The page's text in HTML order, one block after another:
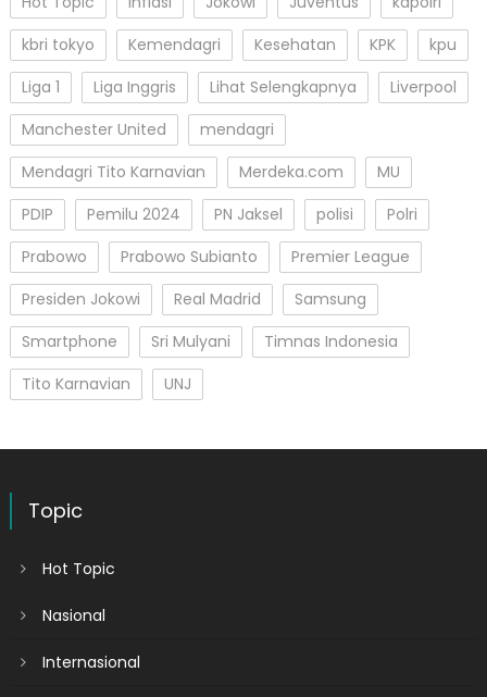
kbri tokyo
Kemendagri Kesehatan KPK
kpu
Liga 1
Liga Inggris Lihat Selengkapnya
Liverpool
Manchester United
mendagri
Mendagri Tito Karnavian
Merdeka.com
MU
PDIP
Pemilu 2024 PN Jaksel polisi
Polri
Prabowo
Prabowo Subianto
Premier League
Presiden Jokowi
Real Madrid
Samsung
Smartphone
Sri Mulyani
Timnas Indonesia
Tito Karnavian
UNJ
Topic
Hot Topic
Nasional
Internasional